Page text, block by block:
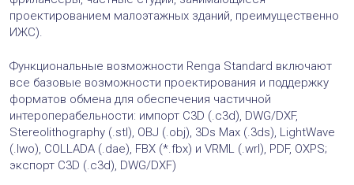
проектированием малоэтажных зданий, преимущественно
ИЖС).
Функциональные возможности Renga Standard включают
все базовые возможности проектирования и поддержку
форматов обмена для обеспечения частичной
интероперабельности: импорт C3D (.c3d), DWG/DXF,
Stereolithography (.stl), OBJ (.obj), 3Ds Max (.3ds), LightWave
(.lwo), COLLADA (.dae), FBX (*.fbx) и VRML (.wrl), PDF, OXPS;
экспорт C3D (.c3d), DWG/DXF)